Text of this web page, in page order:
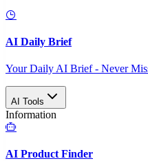
AI Daily Brief
Your Daily AI Brief - Never
AI Tools
Information
AI Product Finder